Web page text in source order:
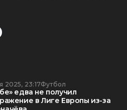
2025, 23:17Футбол
едва не получил
в Лиге Европы из-за